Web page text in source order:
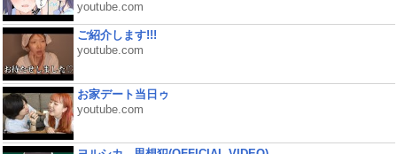
youtube.com
ご紹介します!!!
youtube.com
お家デート当日ゥ
youtube.com